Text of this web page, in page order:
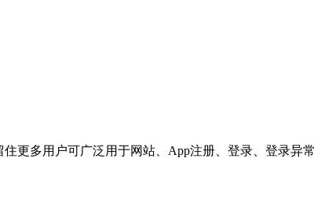
更多用户可广泛用于网站、App注册、登录、登录异